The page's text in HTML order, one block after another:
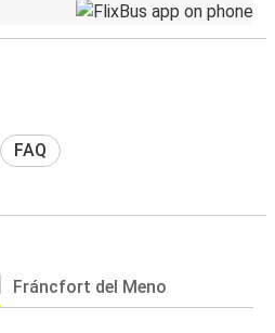
FAQ
Fráncfort del Meno